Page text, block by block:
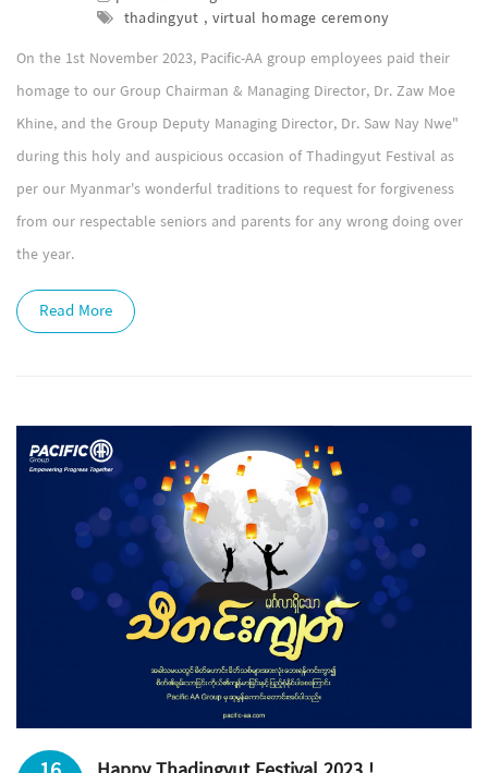
thadingyut , virtual homage ceremony
On the 1st November 2023, Pacific-AA group employees paid their
homage to our Group Chairman & Managing Director, Dr. Zaw Moe
Khine, and the Group Deputy Managing Director, Dr. Saw Nay Nwe"
during this holy and auspicious occasion of Thadingyut Festival as
per our Myanmar's wonderful traditions to request for forgiveness
from our respectable seniors and parents for any wrong doing over
the year.
Read More